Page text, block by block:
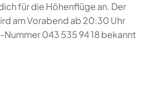
für die Höhenflüge an. Der
am Vorabend ab 20:30 Uhr
043 535 94 18 bekannt